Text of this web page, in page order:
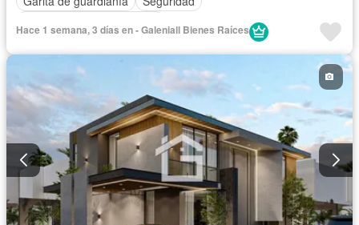
Hace 1 semana, 3 días en - Galeniall Bienes Raíces